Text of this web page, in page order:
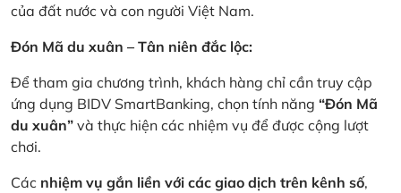
của đất nước và con người Việt Nam.
Đón Mã du xuân – Tân niên đắc lộc:
Để tham gia chương trình, khách hàng chỉ cần truy cập
ứng dụng BIDV SmartBanking, chọn tính năng “Đón Mã
du xuân” và thực hiện các nhiệm vụ để được cộng lượt
chơi.
Các nhiệm vụ gắn liền với các giao dịch trên kênh số,